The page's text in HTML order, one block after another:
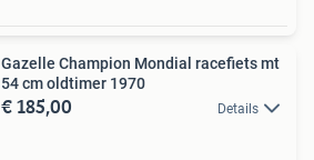
Gazelle Champion Mondial racefiets mt
54 cm oldtimer 1970
€ 185,00 Details